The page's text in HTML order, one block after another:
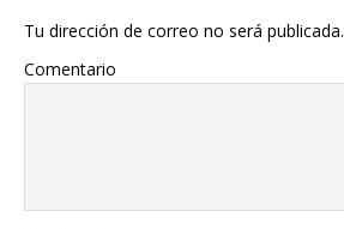
Tu dirección de correo no será publicada.
Comentario